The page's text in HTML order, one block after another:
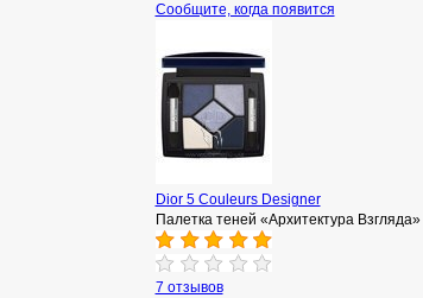
Сообщите, когда появится
Dior 5 Couleurs Designer
Палетка теней «Архитектура Взгляда»
7 отзывов